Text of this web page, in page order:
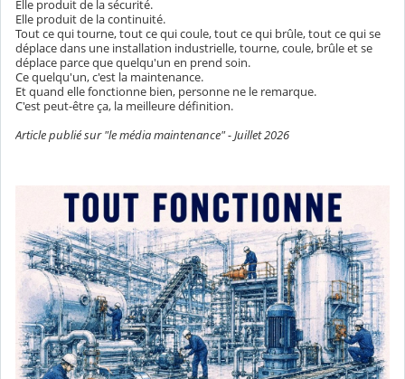
Elle produit de la sécurité.
Elle produit de la continuité.
Tout ce qui tourne, tout ce qui coule, tout ce qui brûle, tout ce qui se
déplace dans une installation industrielle, tourne, coule, brûle et se
déplace parce que quelqu'un en prend soin.
Ce quelqu'un, c'est la maintenance.
Et quand elle fonctionne bien, personne ne le remarque.
C'est peut-être ça, la meilleure définition.
Article publié sur "le média maintenance" - Juillet 2026